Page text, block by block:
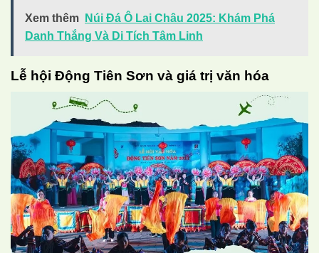
Xem thêm
Núi Đá Ô Lai Châu 2025: Khám Phá
Danh Thắng Và Di Tích Tâm Linh
Lễ hội Động Tiên Sơn và giá trị văn hóa